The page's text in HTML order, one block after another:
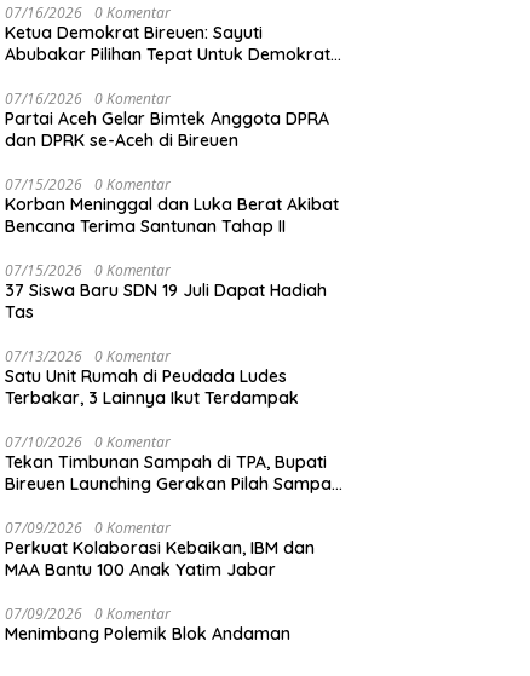
07/16/2026 0 Komentar
Ketua Demokrat Bireuen: Sayuti
Abubakar Pilihan Tepat Untuk Demokrat
07/16/2026 0 Komentar
Partai Aceh Gelar Bimtek Anggota DPRA
dan DPRK se-Aceh di Bireuen
07/15/2026 0 Komentar
Korban Meninggal dan Luka Berat Akibat
Bencana Terima Santunan Tahap II
07/15/2026 0 Komentar
37 Siswa Baru SDN 19 Juli Dapat Hadiah
Tas
07/13/2026 0 Komentar
Satu Unit Rumah di Peudada Ludes
Terbakar, 3 Lainnya Ikut Terdampak
07/10/2026 0 Komentar
Tekan Timbunan Sampah di TPA, Bupati
Bireuen Launching Gerakan Pilah Sampah
07/09/2026 0 Komentar
Perkuat Kolaborasi Kebaikan, IBM dan
MAA Bantu 100 Anak Yatim Jabar
07/09/2026 0 Komentar
Menimbang Polemik Blok Andaman